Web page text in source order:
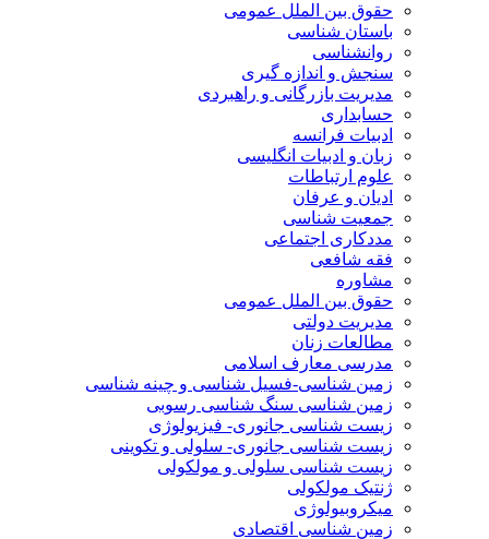
حقوق بین الملل عمومی
باستان شناسی
روانشناسی
سنجش و اندازه گیری
مدیریت بازرگانی و راهبردی
حسابداری
ادبیات فرانسه
زبان و ادبیات انگلیسی
علوم ارتباطات
ادیان و عرفان
جمعیت شناسی
مددکاری اجتماعی
فقه شافعی
مشاوره
حقوق بین الملل عمومی
مدیریت دولتی
مطالعات زنان
مدرسی معارف اسلامی
زمین شناسی-فسیل شناسی و چینه شناسی
زمین شناسی سنگ شناسی رسوبی
زیست شناسی جانوری- فیزیولوژی
زیست شناسی جانوری- سلولی و تکوینی
زیست شناسی سلولی و مولکولی
ژنتیک مولکولی
میکروبیولوژی
زمین شناسی اقتصادی